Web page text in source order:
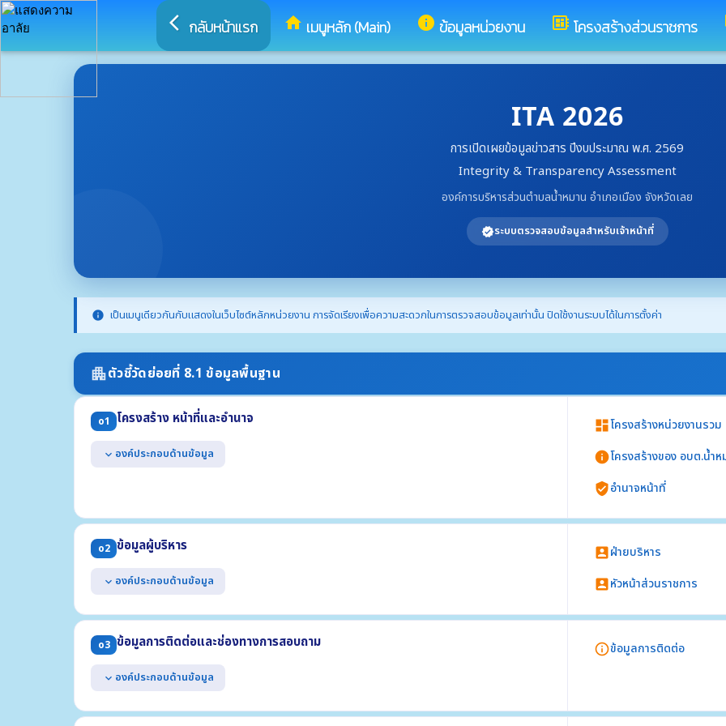
arrow_back_ios กลับหน้าแรก home เมนูหลัก (Main) info ข้อมูลหน่วยงาน developer_board โครงสร้างส่วนราชการ
ITA 2026
การเปิดเผยข้อมูลข่าวสาร ปีงบประมาณ พ.ศ. 2569
Integrity & Transparency Assessment
องค์การบริหารส่วนตำบลน้ำหมาน อำเภอเมือง จังหวัดเลย
verifiedระบบตรวจสอบข้อมูลสำหรับเจ้าหน้าที่
info เป็นเมนูเดียวกันกับแสดงในเว็บไซต์หลักหน่วยงาน การจัดเรียงเพื่อความสะดวกในการตรวจสอบข้อมูลเท่านั้น ปิดใช้งานระบบได้ในการตั้งค่า
apartmentตัวชี้วัดย่อยที่ 8.1 ข้อมูลพื้นฐาน
o1 โครงสร้าง หน้าที่และอำนาจ
expand_more องค์ประกอบด้านข้อมูล
แสดงข้อมูลเฉพาะที่อธิบายถึงหน้าที่และอำนาจของหน่วยงาน (ต้องไม่เป็นการแสดงข้อมูลกฎหมายทั้ง
ฉบับ)
dashboardโครงสร้างหน่วยงานรวม
infoโครงสร้างของ อบต.น้ำห
verified_userอำนาจหน้าที่
o2 ข้อมูลผู้บริหาร
expand_more องค์ประกอบด้านข้อมูล
แสดงข้อมูลของผู้บริหารสูงสุด และผู้ดำรงตำแหน่งทางการบริหารของหน่วยงาน อย่างน้อยประกอบด้วย
(1) ชื่อ-นามสกุล ตำแหน่ง (2) รูปถ่าย (3) ช่องทางการติดต่อ
account_boxฝ่ายบริหาร
account_boxหัวหน้าส่วนราชการ
o3 ข้อมูลการติดต่อและช่องทางการสอบถาม
expand_more องค์ประกอบด้านข้อมูล
แสดงข้อมูลการติดต่อของหน่วยงาน อย่างน้อยประกอบด้วย
info_outlineข้อมูลการติดต่อ